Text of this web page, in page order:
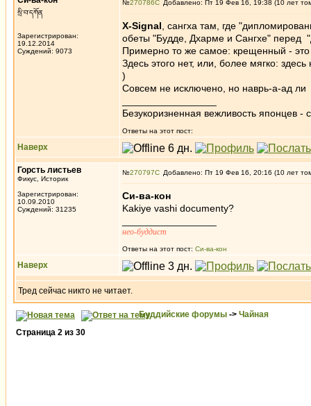
སྲི་བ་དཀོན
Зарегистрирован:
19.12.2014
Суждений: 9073
№270786 Добавлено: Пт 19 Фев 16, 19:38 (10 лет
X-Signal , сангха там, где
обеты "Будде, Дхарме и Сангхе" перед
Примерно то же самое: крещенный - это
Здесь этого нет, или, более мягко:
)
Совсем не исключено, но наврь-а-ад ли
Безукоризненная вежливость японцев -
Ответы на этот пост:
Наверх
Горсть листьев
Фикус, Историк
Зарегистрирован:
10.09.2010
Суждений: 31235
№270797 Добавлено: Пт 19 Фев 16, 20:16 (10 лет
Си-ва-кон
Kakiye vashi documenty?
нео-буддист
Ответы на этот пост: Си-ва-кон
Наверх
Тред сейчас никто не читает.
Буддийские форумы -> Чайная
Страница 2 из 30